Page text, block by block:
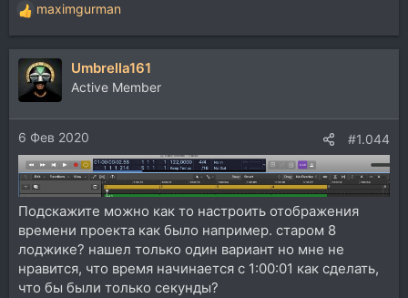
Р
е
а
к
и
и
:
maximgurman
Umbrella161
Active Member
6 Фев 2020 #1.044
Подскажите можно как то настроить отображения
времени проекта как было например. старом 8
лоджике? нашел только один вариант но мне не
нравится, что время начинается с 1:00:01 как сделать,
что бы были только секунды?